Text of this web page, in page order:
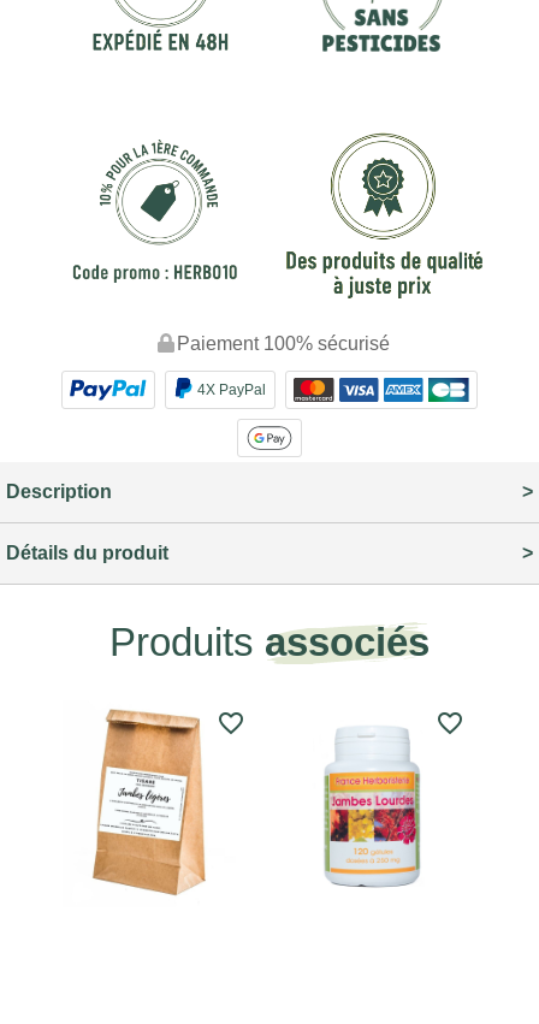
Paiement 100% sécurisé
4X PayPal
Description
Détails du produit
Produits associés
favorite_border favorite_border